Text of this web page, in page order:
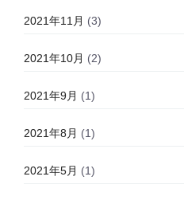
2021年11月 (3)
2021年10月 (2)
2021年9月 (1)
2021年8月 (1)
2021年5月 (1)